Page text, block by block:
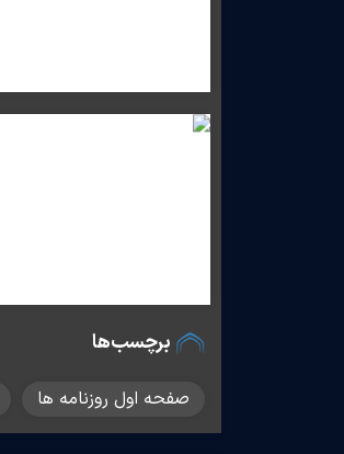
برچسب‌ها
صفحه اول روزنامه ها